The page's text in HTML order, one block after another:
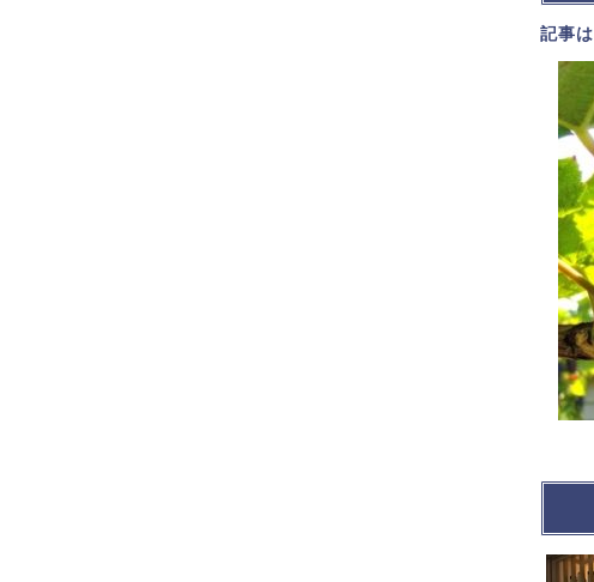
記事は